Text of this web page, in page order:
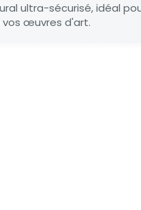
ultra-sécurisé, idéal
œuvres d'art.